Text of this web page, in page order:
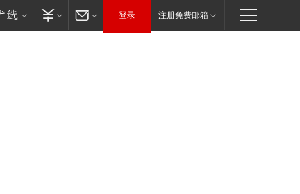
登录 注册免费邮箱